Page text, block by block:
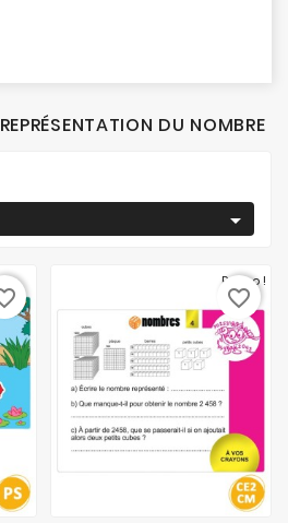
DU NOMBRE

Promo !
favorite_border